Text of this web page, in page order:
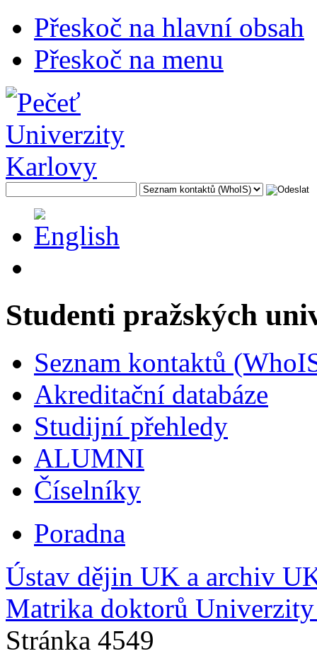
Přeskoč na hlavní obsah
Přeskoč na menu
Studenti pražských
Seznam kontaktů
Akreditační databáze
Studijní přehledy
ALUMNI
Číselníky
Poradna
Ústav dějin UK a archiv
Matrika doktorů
Stránka 4549